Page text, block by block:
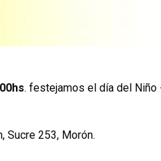
. festejamos el día del Niño
Sucre 253, Morón.